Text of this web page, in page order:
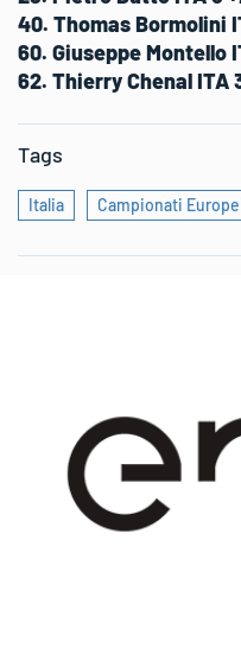
40. Thomas Bormolini
60. Giuseppe Montello
62. Thierry Chenal ITA
Tags
Italia Campionati